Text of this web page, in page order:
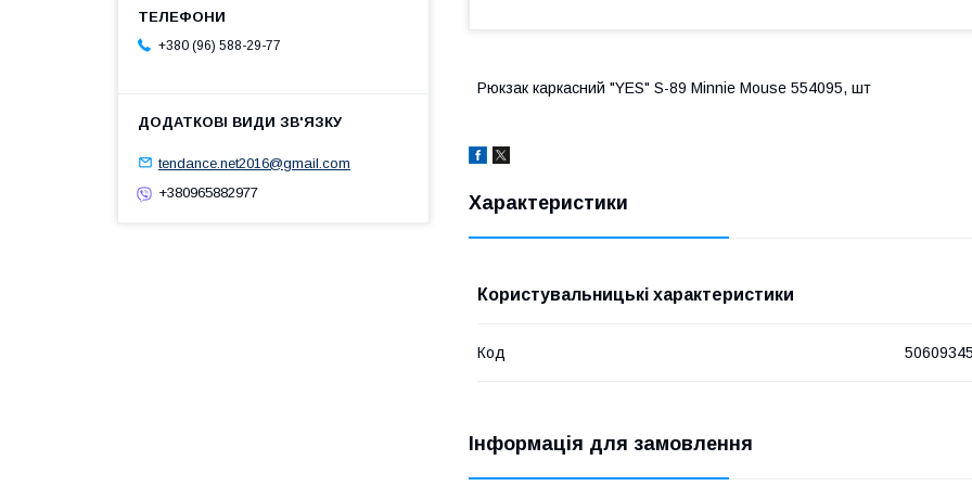
Рюкзак каркасний "YES" S-89 Minnie Mouse 554095, шт
Характеристики
Користувальницькі характеристики
Код
Інформація для замовлення
+380 (96) 588-29-77
tendance.net2016@gmail.com
+380965882977